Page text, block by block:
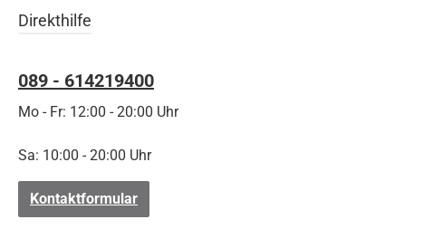
Direkthilfe
089 - 614219400
Mo - Fr: 12:00 - 20:00 Uhr
Sa: 10:00 - 20:00 Uhr
Kontaktformular